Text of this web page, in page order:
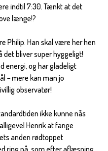
indtil 7:30. Tænkt at det
længe!?
Philip. Han skal være her hen
det bliver super hyggeligt!
energi, og har gladeligt
– mere kan man jo
observatør!
ikke kunne nås
Henrik at fange
anden rødtoppet
ring på, som efter aflæsning